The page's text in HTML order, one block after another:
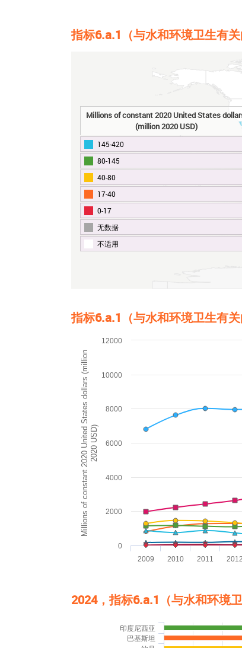
指标6.a.1（与水和环境卫生有
Map of unspecified region with 1 data
Millions of constant 2020 United States
(million 2020 USD)
145-420
80-145
40-80
17-40
0-17
无数据
不适用
指标6.a.1（与水和环境卫生有
Line chart with 9 lines.
The chart has 1 X axis displaying
The chart has 1 Y axis displaying
Millions of constant 2020 United States dollars (million2020 USD)
2009 2010 2011 2012
0
2000
4000
6000
8000
10000
12000
2024，指标6.a.1（与水和环境
印度尼西亚
巴基斯坦